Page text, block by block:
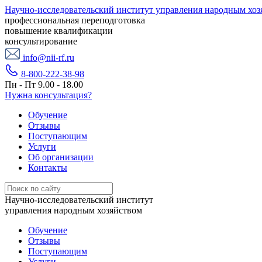
Научно-исследовательский институт управления народным
профессиональная переподготовка
повышение квалификации
консультирование
info@nii-rf.ru
8-800-222-38-98
Пн - Пт 9.00 - 18.00
Нужна консультация?
Обучение
Отзывы
Поступающим
Услуги
Об организации
Контакты
Научно-исследовательский институт
управления народным хозяйством
Обучение
Отзывы
Поступающим